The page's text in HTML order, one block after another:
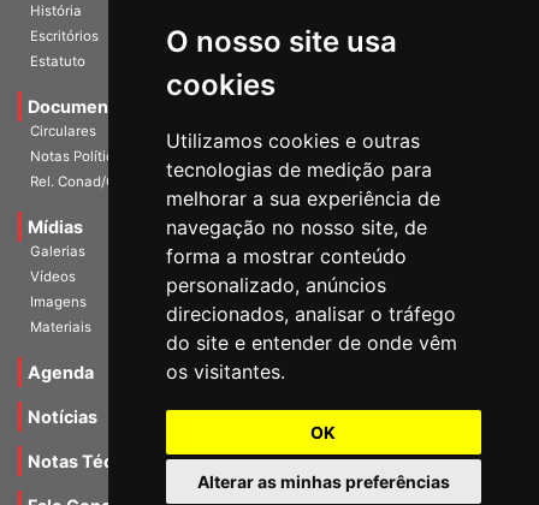
O nosso site usa
cookies
Utilizamos cookies e outras
tecnologias de medição para
melhorar a sua experiência de
navegação no nosso site, de
forma a mostrar conteúdo
personalizado, anúncios
direcionados, analisar o tráfego
do site e entender de onde vêm
os visitantes.
OK
Alterar as minhas preferências
História
Escritórios
Estatuto
Documentos
Circulares
Notas Políticas
Rel. Conad/Congresso
Mídias
Galerias
Vídeos
Imagens
Materiais
Agenda
Notícias
Notas Técnicas